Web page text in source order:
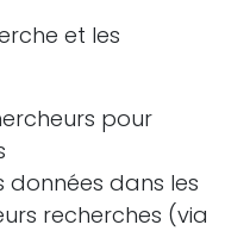
et les
pour
données dans les
recherches (via